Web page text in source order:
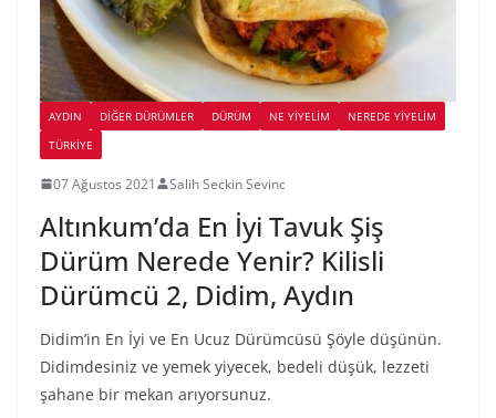
AYDIN DIĞER DÜRÜMLER DÜRÜM NE YİYELİM
NEREDE YİYELİM
TÜRKIYE
07 Ağustos 2021 Salih Seckin Sevinc
Altınkum’da En İyi Tavuk Şiş
Dürüm Nerede Yenir? Kilisli
Dürümcü 2, Didim, Aydın
Didim’in En İyi ve En Ucuz Dürümcüsü Şöyle düşünün.
Didimdesiniz ve yemek yiyecek, bedeli düşük, lezzeti
şahane bir mekan arıyorsunuz.